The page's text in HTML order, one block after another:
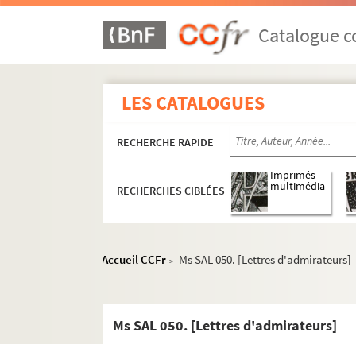
Catalogue
LES CATALOGUES
RECHERCHE RAPIDE
RECHERCHES CIBLÉES
Imprimés
multimédia
Accueil CCFr > Ms SAL 050. [Lettres d'admirateurs]
Ms SAL 050. [Lettres d'admirateurs]